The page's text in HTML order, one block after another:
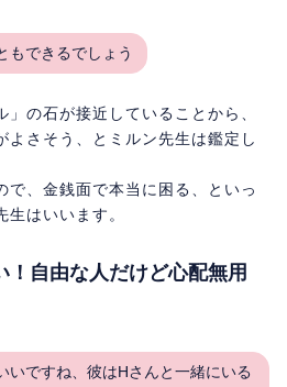
もできるでしょう
」の石が接近していることから、
よさそう、とミルン先生は鑑定し
で、金銭面で本当に困る、といっ
はいいます。
！自由な人だけど心配無用
いですね、彼はHさんと一緒にいる